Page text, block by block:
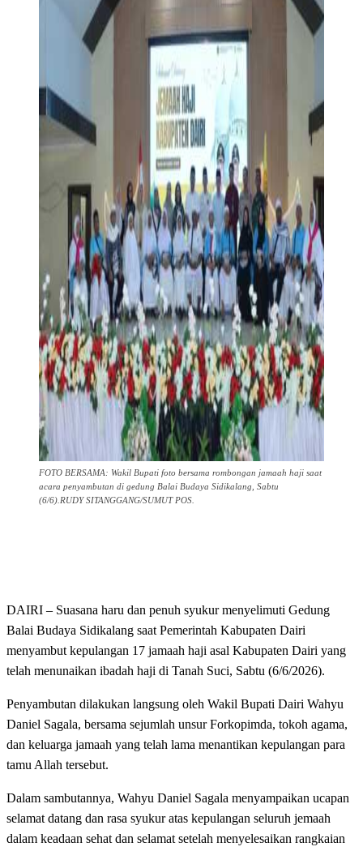
FOTO BERSAMA: Wakil Bupati foto bersama rombongan jamaah haji saat
acara penyambutan di gedung Balai Budaya Sidikalang, Sabtu
(6/6).RUDY SITANGGANG/SUMUT POS.
DAIRI – Suasana haru dan penuh syukur menyelimuti Gedung
Balai Budaya Sidikalang saat Pemerintah Kabupaten Dairi
menyambut kepulangan 17 jamaah haji asal Kabupaten Dairi yang
telah menunaikan ibadah haji di Tanah Suci, Sabtu (6/6/2026).
Penyambutan dilakukan langsung oleh Wakil Bupati Dairi Wahyu
Daniel Sagala, bersama sejumlah unsur Forkopimda, tokoh agama,
dan keluarga jamaah yang telah lama menantikan kepulangan para
tamu Allah tersebut.
Dalam sambutannya, Wahyu Daniel Sagala menyampaikan ucapan
selamat datang dan rasa syukur atas kepulangan seluruh jemaah
dalam keadaan sehat dan selamat setelah menyelesaikan rangkaian